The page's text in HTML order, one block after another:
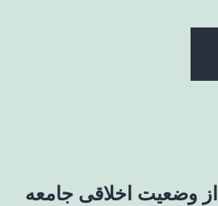
از وضعیت اخلاقی جامعه